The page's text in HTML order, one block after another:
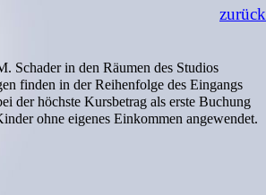
zurück
Schader in den Räumen des Studios
finden in der Reihenfolge des Eingangs
der höchste Kursbetrag als erste Buchung
ohne eigenes Einkommen angewendet.